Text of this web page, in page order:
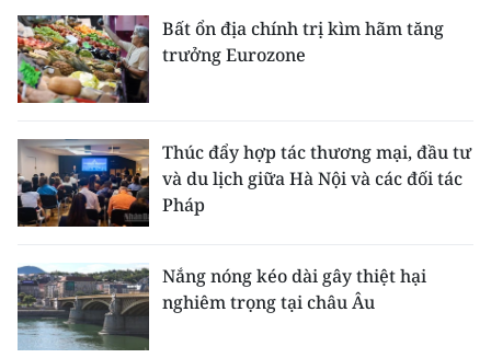
Chuyên trang TP. Hồ Chí Minh
CHUYÊN ĐỀ
CÁC CHUYÊN TRANG
VỀ BÁO NHÂN DÂN
THỜI NAY
NHÂN DÂN CUỐI TUẦN
Bất ổn địa chính trị kìm hãm tăng
trưởng Eurozone
Thúc đẩy hợp tác thương mại, đầu tư
và du lịch giữa Hà Nội và các đối tác
Pháp
Nắng nóng kéo dài gây thiệt hại
nghiêm trọng tại châu Âu